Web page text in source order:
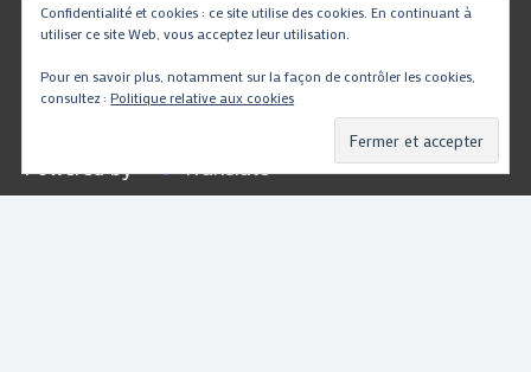
Traduire
Powered by Translate
Confidentialité et cookies : ce site utilise des cookies. En continuant à
utiliser ce site Web, vous acceptez leur utilisation.
Pour en savoir plus, notamment sur la façon de contrôler les cookies,
consultez :Politique relative aux cookies